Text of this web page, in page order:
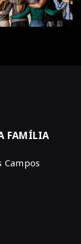
FAMÍLIA
Campos